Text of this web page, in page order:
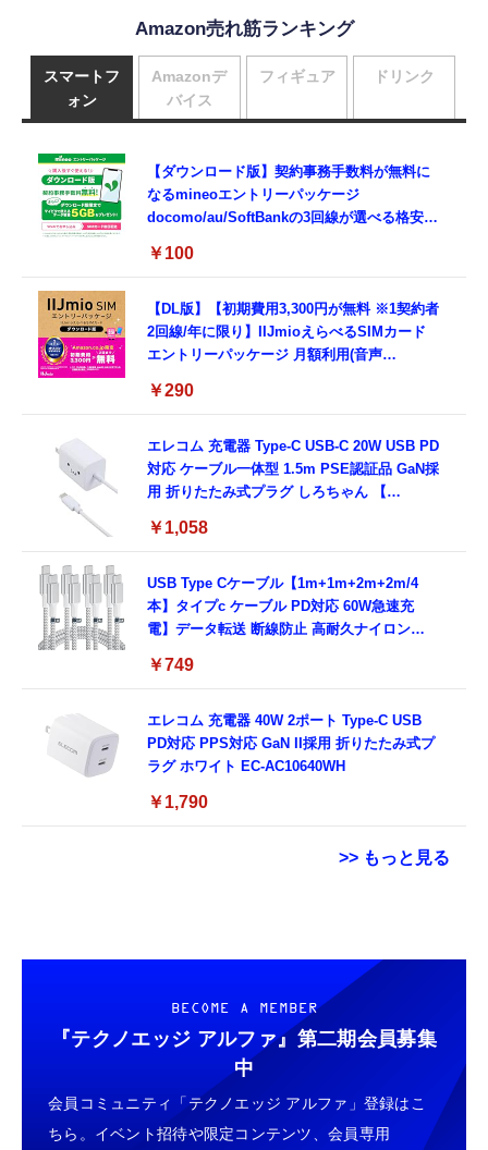
Amazon売れ筋ランキング
スマートフ
ォン
【ダウンロード版】契約事務手数料が無料に
なるmineoエントリーパッケージ
docomo/au/SoftBankの3回線が選べる格安
￥100
【DL版】【初期費用3,300円が無料 ※1契約者
2回線/年に限り】IIJmioえらべるSIMカード
エントリーパッケージ 月額利用(音声
プリペイド)[ドコモ回線]IM-B327
￥290
エレコム 充電器 Type-C USB-C 20W USB PD
対応 ケーブル一体型 1.5m PSE認証品 GaN採
用 折りたたみ式プラグ しろちゃん 【
￥1,058
USB Type Cケーブル【1m+1m+2m+2m/4
本】タイプc ケーブル PD対応 60W急速充
電】データ転送 断線防止 高耐久ナイロン
MacBook、iPad Pro/Air、Galaxy、Sony、
￥749
エレコム 充電器 40W 2ポート Type-C USB
PD対応 PPS対応 GaN II採用 折りたたみ式プ
ラグ ホワイト EC-AC10640WH
￥1,790
>> もっと見る
Amazonデ
バイス
￥6,980
【New】Amazon Fire TV Stick HD | 手軽に
ストリーミングをはじめよう | ストリーミン
グメディアプレイヤー
￥6,980
フィギュア
決戦- 約165mm PVC&ABS&布製 塗装済み可
￥9,900
TAMASHII NATIONS S.H.フィギュアーツ 機
動戦士ガンダムSEED DESTINY キラ・ヤマ
ト(オーブ連合首長国パイロットスーツVer．)
約140mm PVC&ABS製 塗装済み可動フィギ
￥9,900
ドリンク
コカ・コーラ 爽健美茶 600mlPET×24本
￥1,882
BECOME A MEMBER
『テクノエッジ アルファ』 第二期会員募集
中
会員コミュニティ「テクノエッジ アルファ」登録はこ
ちら。イベント招待や限定コンテンツ、会員専用